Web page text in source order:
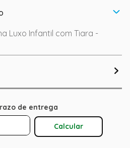
Luxo Infantil com Tiara -